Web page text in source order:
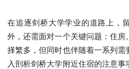
在追逐剑桥大学学业的道路上，
外，还需面对一个关键问题：住
择繁多，但同时也伴随着一系列需
入剖析剑桥大学附近住宿的注意